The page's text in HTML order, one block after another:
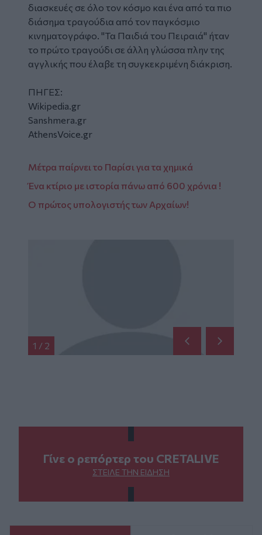
διασκευές σε όλο τον κόσμο και ένα από τα πιο
διάσημα τραγούδια από τον παγκόσμιο
κινηματογράφο. "Τα Παιδιά του Πειραιά" ήταν
το πρώτο τραγούδι σε άλλη γλώσσα πλην της
αγγλικής που έλαβε τη συγκεκριμένη διάκριση.
ΠΗΓΕΣ:
Wikipedia.gr
Sanshmera.gr
AthensVoice.gr
Μέτρα παίρνει το Παρίσι για τα χημικά
Ένα κτίριο με ιστορία πάνω από 600 χρόνια !
Ο πρώτος υπολογιστής των Αρχαίων!
1 / 2
Γίνε ο ρεπόρτερ του CRETALIVE
ΣΤΕΊΛΕ ΤΗΝ ΕΊΔΗΣΗ